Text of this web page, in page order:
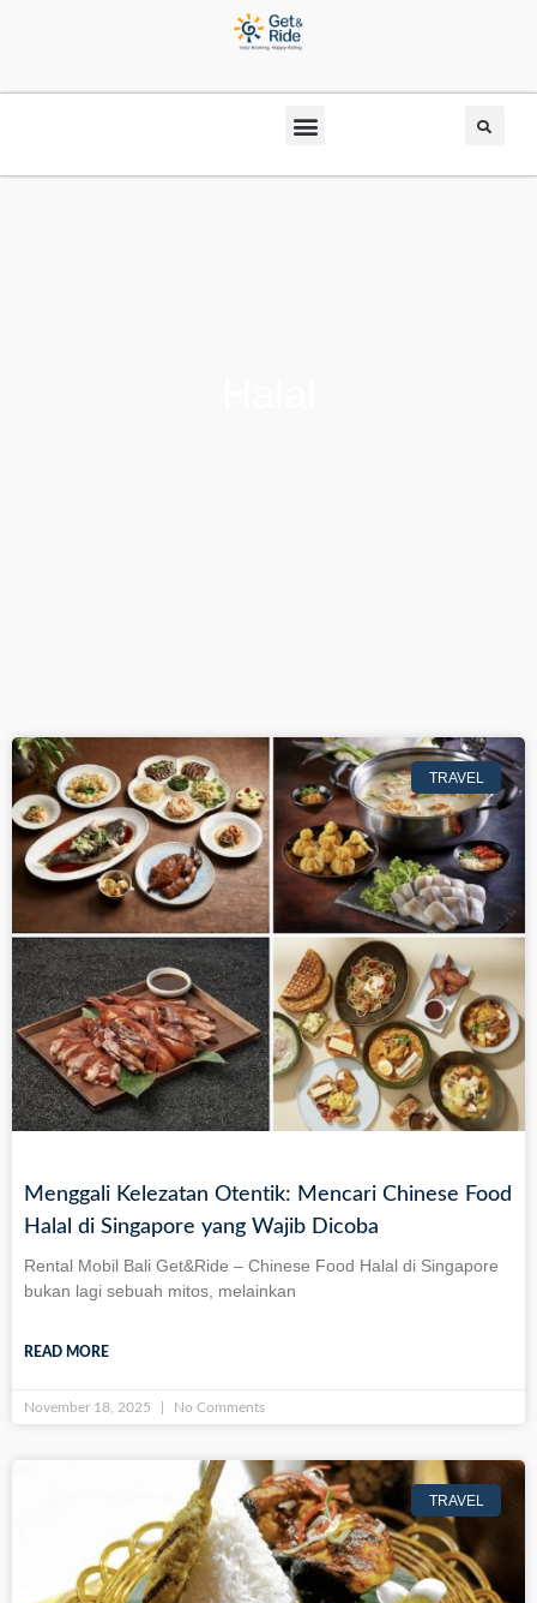
TRAVEL
Menggali Kelezatan Otentik: Mencari Chinese Food
Halal di Singapore yang Wajib Dicoba
Rental Mobil Bali Get&Ride – Chinese Food Halal di Singapore
bukan lagi sebuah mitos, melainkan
READ MORE
November 18, 2025 No Comments
TRAVEL